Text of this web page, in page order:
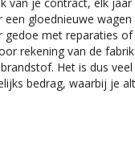
een gloednieuwe wagen
met reparaties of
rekening van de
Het is dus
bedrag, waarbij je